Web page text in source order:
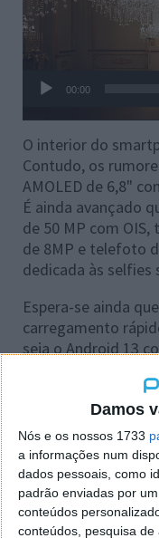
Damos
Nós e os nossos 1733
a informações num
dados pessoais, como
padrão enviadas por
conteúdos
conteúdos, pesquisa
00:00
O interior do
Contudo, os
AMOLED de 6,8"
É ainda avançado
de 50 MP com
de 8MP e telefoto
dedicada às selfies
Espera-se ainda
carregamento
seja o Android 13